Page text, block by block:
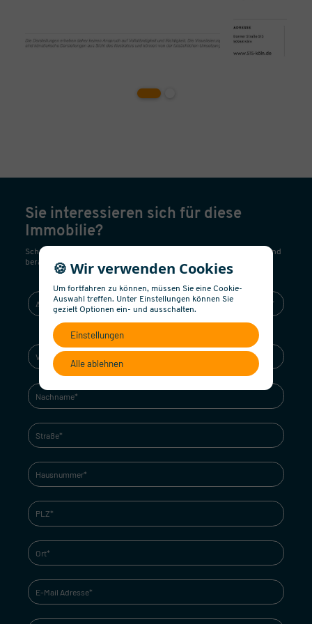
Sie interessieren sich für diese
Immobilie?
Schreiben Sie uns! Wir nehmen umgehend Kontakt mit Ihnen auf und
beraten Sie gerne!
🍪 Wir verwenden Cookies
Um fortfahren zu können, müssen Sie eine Cookie-
Auswahl treffen. Unter Einstellungen können Sie
gezielt Optionen ein- und ausschalten.
Einstellungen
Alle ablehnen